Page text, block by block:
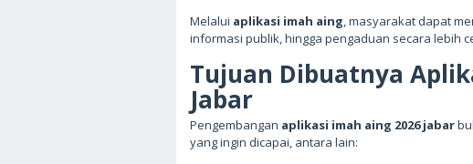
Melalui aplikasi imah aing, masyarakat dapat
informasi publik, hingga pengaduan secara lebih
Tujuan Dibuatnya
Jabar
Pengembangan aplikasi imah aing 2026 jabar
yang ingin dicapai, antara lain: